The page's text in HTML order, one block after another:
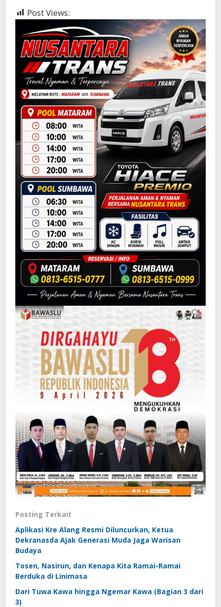
Post Views:
Posting Terkait
Aplikasi Kre Alang Resmi Diluncurkan, Ketua
Dekranasda Ajak Generasi Muda Jaga Warisan
Budaya
Tosen, Nasirun, dan Kenapa Kita Ramai-Ramai
Berduka di Linimasa
Dari Tuwa Kawa hingga Ngemar Kawa (Bagian 3 dari
3)